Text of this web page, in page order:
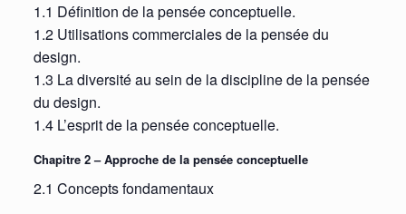
1.1 Définition de la pensée conceptuelle.
1.2 Utilisations commerciales de la pensée du
design.
1.3 La diversité au sein de la discipline de la pensée
du design.
1.4 L’esprit de la pensée conceptuelle.
Chapitre 2 – Approche de la pensée conceptuelle
2.1 Concepts fondamentaux